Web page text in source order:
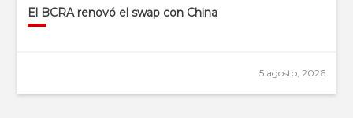
El BCRA renovó el swap con China
5 agosto, 2026